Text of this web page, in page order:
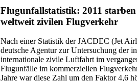
Flugunfallstatistik: 2011
weltweit zivilen Flugverkehr
Nach einer Statistik der JACDEC (Jet
deutsche Agentur zur Untersuchung der
internationale zivile Luftfahrt im
Flugunfälle im kommerziellen
Jahre war diese Zahl um den Faktor 4,6